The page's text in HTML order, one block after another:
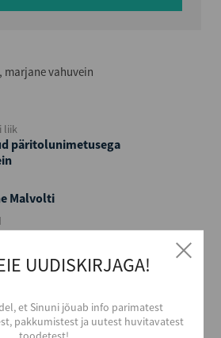
marjane vahuvein
liik
päritolunimetusega
Malvolti
UUDISKIRJAGA!
et Sinuni jõuab info parimatest
pakkumistest ja uutest huvitavatest